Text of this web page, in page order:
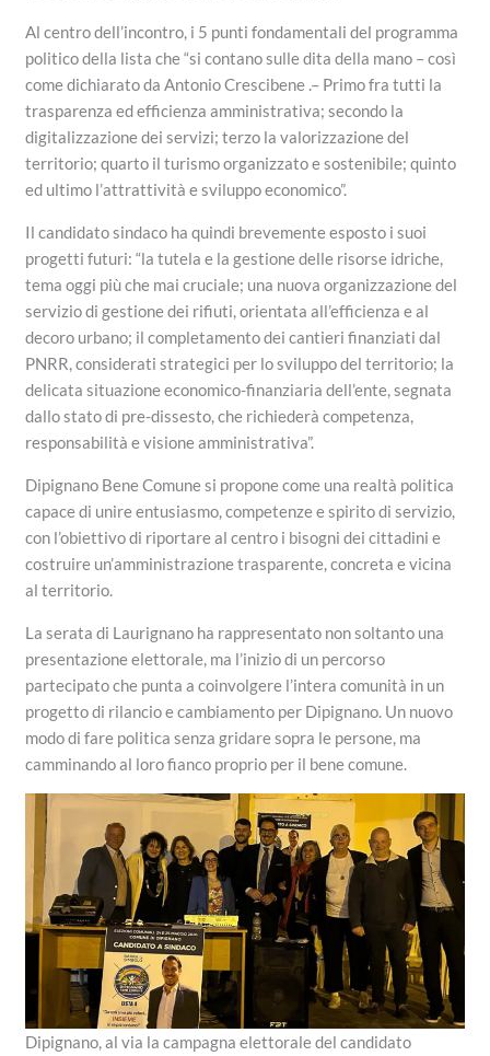
Al centro dell’incontro, i 5 punti fondamentali del programma
politico della lista che “si contano sulle dita della mano – così
come dichiarato da Antonio Crescibene .– Primo fra tutti la
trasparenza ed efficienza amministrativa; secondo la
digitalizzazione dei servizi; terzo la valorizzazione del
territorio; quarto il turismo organizzato e sostenibile; quinto
ed ultimo l’attrattività e sviluppo economico”.
Il candidato sindaco ha quindi brevemente esposto i suoi
progetti futuri: “la tutela e la gestione delle risorse idriche,
tema oggi più che mai cruciale; una nuova organizzazione del
servizio di gestione dei rifiuti, orientata all’efficienza e al
decoro urbano; il completamento dei cantieri finanziati dal
PNRR, considerati strategici per lo sviluppo del territorio; la
delicata situazione economico-finanziaria dell’ente, segnata
dallo stato di pre-dissesto, che richiederà competenza,
responsabilità e visione amministrativa”.
Dipignano Bene Comune si propone come una realtà politica
capace di unire entusiasmo, competenze e spirito di servizio,
con l’obiettivo di riportare al centro i bisogni dei cittadini e
costruire un’amministrazione trasparente, concreta e vicina
al territorio.
La serata di Laurignano ha rappresentato non soltanto una
presentazione elettorale, ma l’inizio di un percorso
partecipato che punta a coinvolgere l’intera comunità in un
progetto di rilancio e cambiamento per Dipignano. Un nuovo
modo di fare politica senza gridare sopra le persone, ma
camminando al loro fianco proprio per il bene comune.
Dipignano, al via la campagna elettorale del candidato